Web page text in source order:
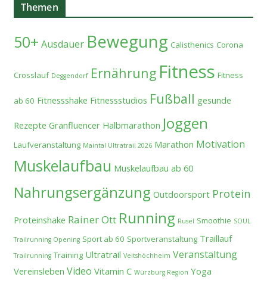
Themen
50+ Ausdauer Bewegung Calisthenics Corona
Crosslauf Deggendorf Ernährung Fitness Fitness
ab 60 Fitnessshake Fitnessstudios Fußball gesunde
Rezepte Granfluencer Halbmarathon Joggen
Laufveranstaltung Maintal Ultratrail 2026 Marathon Motivation
Muskelaufbau Muskelaufbau ab 60
Nahrungsergänzung Outdoorsport Protein
Proteinshake Rainer Ott Running Rusel Smoothie SOUL
Trailrunning Opening Sport ab 60 Sportveranstaltung Traillauf
Trailrunning Training Ultratrail Veitshöchheim Veranstaltung
Vereinsleben Video Vitamin C Würzburg Region Yoga